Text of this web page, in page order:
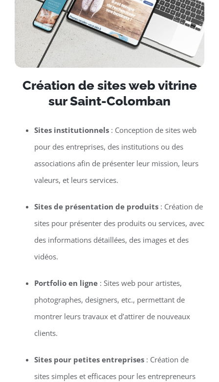
Création de sites web vitrine
sur Saint-Colomban
Sites institutionnels: Conception de sites web
pour des entreprises, des institutions ou des
associations afin de présenter leur mission, leurs
valeurs, et leurs services.
Sites de présentation de produits: Création de
sites pour présenter des produits ou services, avec
des informations détaillées, des images et des
vidéos.
Portfolio en ligne: Sites web pour artistes,
photographes, designers, etc., permettant de
montrer leurs travaux et d’attirer de nouveaux
clients.
Sites pour petites entreprises: Création de
sites simples et efficaces pour les entrepreneurs